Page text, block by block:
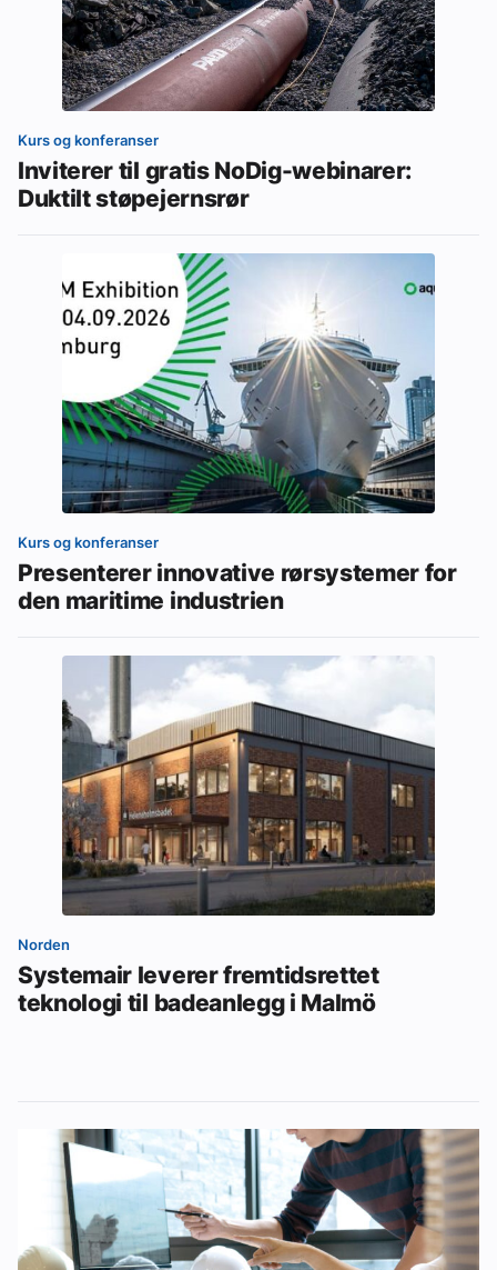
Kurs og konferanser
Inviterer til gratis NoDig-webinarer:
Duktilt støpejernsrør
Kurs og konferanser
Presenterer innovative rørsystemer for
den maritime industrien
Norden
Systemair leverer fremtidsrettet
teknologi til badeanlegg i Malmö